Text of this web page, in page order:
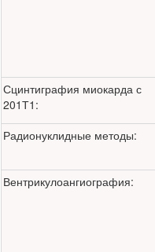
Сцинтиграфия миокарда с
201Т1:
Радионуклидные методы:
Вентрикулоангиография: